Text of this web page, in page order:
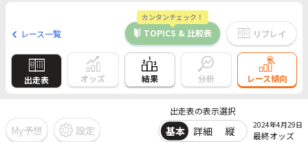
レース一覧
カンタンチェック！
TOPICS & 比較表 リプレイ
出走表 オッズ 結果 分析 レース傾向
My予想 設定
出走表の表示選択
基本 詳細 縦 2024年4月29日
最終オッズ